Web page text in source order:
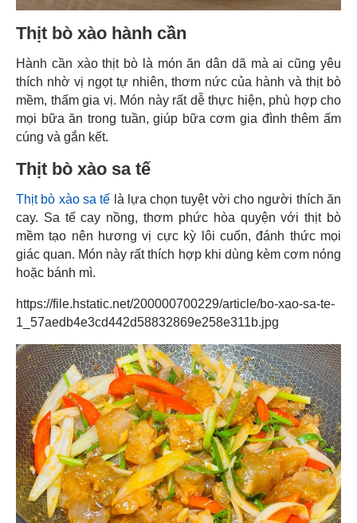
Thịt bò xào hành cần
Hành cần xào thịt bò là món ăn dân dã mà ai cũng yêu
thích nhờ vị ngọt tự nhiên, thơm nức của hành và thịt bò
mềm, thấm gia vị. Món này rất dễ thực hiện, phù hợp cho
mọi bữa ăn trong tuần, giúp bữa cơm gia đình thêm ấm
cúng và gắn kết.
Thịt bò xào sa tế
Thịt bò xào sa tế là lựa chọn tuyệt vời cho người thích ăn
cay. Sa tế cay nồng, thơm phức hòa quyện với thịt bò
mềm tạo nên hương vị cực kỳ lôi cuốn, đánh thức mọi
giác quan. Món này rất thích hợp khi dùng kèm cơm nóng
hoặc bánh mì.
https://file.hstatic.net/200000700229/article/bo-xao-sa-te-
1_57aedb4e3cd442d58832869e258e311b.jpg